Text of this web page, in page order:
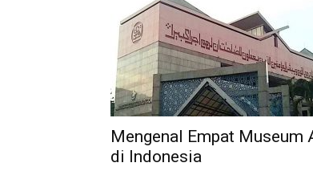
Mengenal Empat Museum
di Indonesia